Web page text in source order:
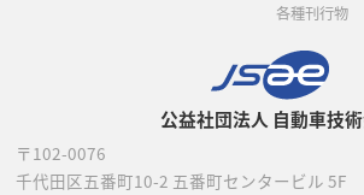
公益社団法人 自動車技
〒102-0076
千代田区五番町10-2 五番町センタービル 5F
各種刊行物